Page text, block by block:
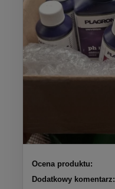
Ocena produktu:
Dodatkowy komentarz: